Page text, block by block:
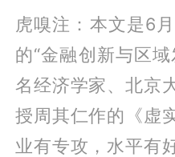
虎嗅注：本文是6
的“金融创新与区
名经济学家、北京
授周其仁作的《虚
业有专攻，水平有